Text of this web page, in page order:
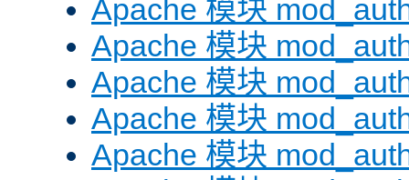
Apache 模块
Apache 模块
Apache 模块
Apache 模块
Apache 模块